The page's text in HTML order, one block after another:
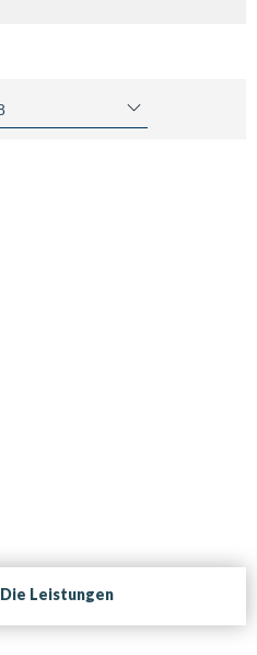
Die Leistungen